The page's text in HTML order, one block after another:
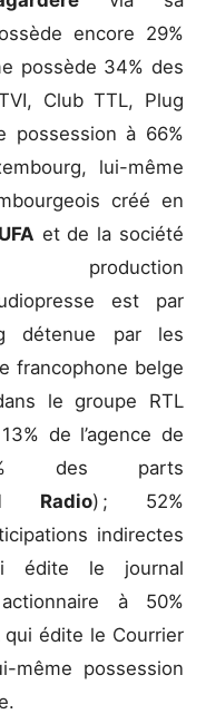
encore 29%
possède 34% des
Club TTL, Plug
possession à 66%
lui-même
créé en
et de la société
est par
détenue par les
francophone belge
le groupe RTL
de l’agence de
des parts
Radio) ; 52%
indirectes
édite le journal
à 50%
qui édite le Courrier
même possession